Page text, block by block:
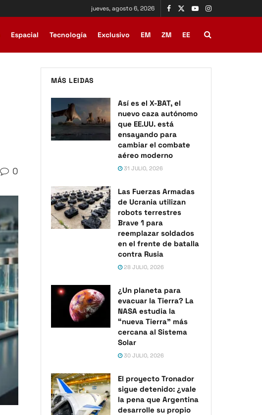
jueves, agosto 6, 2026
Espacial Tecnología Exclusivo EM ZM EE
0
MÁS LEIDAS
Así es el X-BAT, el
nuevo caza autónomo
que EE.UU. está
ensayando para
cambiar el combate
aéreo moderno
31 JULIO, 2026
Las Fuerzas Armadas
de Ucrania utilizan
robots terrestres
Brave 1 para
reemplazar soldados
en el frente de batalla
contra Rusia
28 JULIO, 2026
¿Un planeta para
evacuar la Tierra? La
NASA estudia la
“nueva Tierra” más
cercana al Sistema
Solar
30 JULIO, 2026
El proyecto Tronador
sigue detenido: ¿vale
la pena que Argentina
desarrolle su propio